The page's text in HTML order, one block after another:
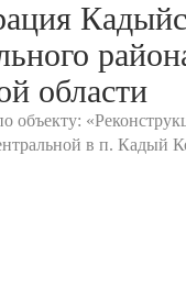
области
объекту:
в п. Кадый